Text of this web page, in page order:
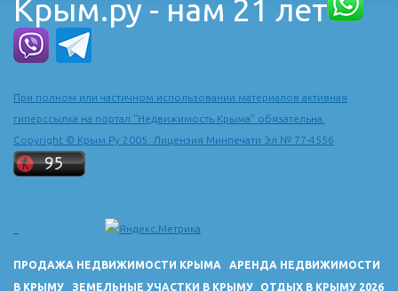
Крым.ру - нам 21 лет
При полном или частичном использовании материалов активная
гиперссылка на портал "Недвижимость Крыма" обязательна.
Copyright © Крым.Ру 2005. Лицензия Минпечати Эл № 77-4556
ПРОДАЖА НЕДВИЖИМОСТИ КРЫМА
АРЕНДА НЕДВИЖИМОСТИ
В КРЫМУ
ЗЕМЕЛЬНЫЕ УЧАСТКИ В КРЫМУ ОТДЫХ В КРЫМУ 2026